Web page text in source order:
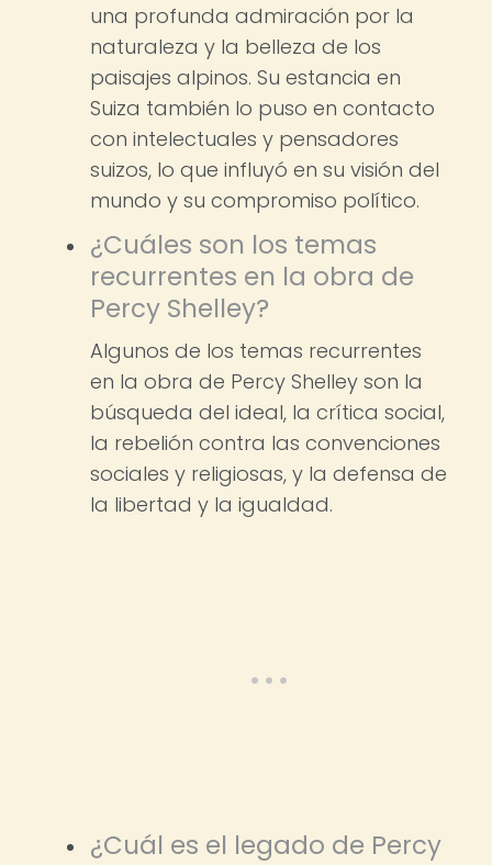
una profunda admiración por la
naturaleza y la belleza de los
paisajes alpinos. Su estancia en
Suiza también lo puso en contacto
con intelectuales y pensadores
suizos, lo que influyó en su visión del
mundo y su compromiso político.
¿Cuáles son los temas
recurrentes en la obra de
Percy Shelley?
Algunos de los temas recurrentes
en la obra de Percy Shelley son la
búsqueda del ideal, la crítica social,
la rebelión contra las convenciones
sociales y religiosas, y la defensa de
la libertad y la igualdad.
¿Cuál es el legado de Percy